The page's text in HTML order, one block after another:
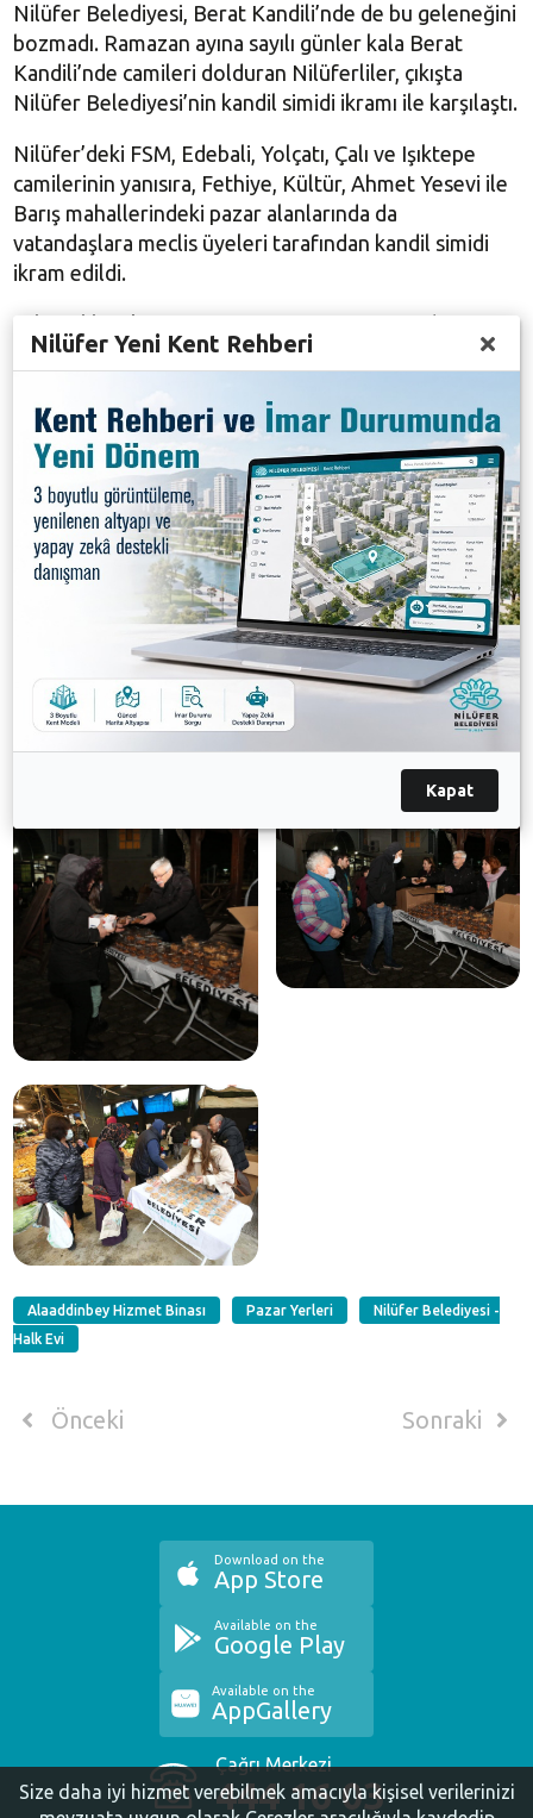
Nilüfer Belediyesi, Berat Kandili’nde de bu geleneğini
bozmadı. Ramazan ayına sayılı günler kala Berat
Kandili’nde camileri dolduran Nilüferliler, çıkışta
Nilüfer Belediyesi’nin kandil simidi ikramı ile karşılaştı.
Nilüfer’deki FSM, Edebali, Yolçatı, Çalı ve Işıktepe
camilerinin yanısıra, Fethiye, Kültür, Ahmet Yesevi ile
Barış mahallerindeki pazar alanlarında da
vatandaşlara meclis üyeleri tarafından kandil simidi
ikram edildi.
ederek, Başkan Turgay Erdem ve emeği geçenlere
Kandili nedeniyle gündüz Halk Evi ve Alaaddinbey
Hizmet Binası önünde personele de kandil simdi
dağıttı.
Galeri
Alaaddinbey Hizmet Binası Pazar Yerleri
Nilüfer Belediyesi -
Halk Evi
Önceki Sonraki
Çağrı Merkezi
444 16 03
Download on the
App Store
Available on the
Google Play
Available on the
AppGallery
Nilüfer Yeni Kent Rehberi
Kapat
Size daha iyi hizmet verebilmek amacıyla kişisel verilerinizi